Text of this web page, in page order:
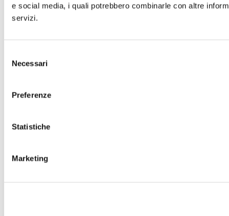
e social media, i quali potrebbero combinarle con altre
servizi.
delNecessari
Preferenze
Statistiche
Marketing